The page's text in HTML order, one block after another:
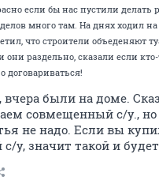
если бы нас пустили делать
делов много там. На днях ходил
что строители объеденяют
раздельно, сказали если
договариваться!
вчера были на доме.
совмещенный с/у.,
не надо. Если вы
у, значит такой и